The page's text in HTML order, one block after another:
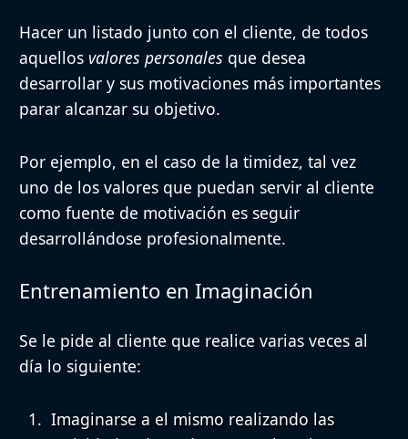
Hacer un listado junto con el cliente, de todos
aquellos valores personales que desea
desarrollar y sus motivaciones más importantes
parar alcanzar su objetivo.
Por ejemplo, en el caso de la timidez, tal vez
uno de los valores que puedan servir al cliente
como fuente de motivación es seguir
desarrollándose profesionalmente.
Entrenamiento en Imaginación
Se le pide al cliente que realice varias veces al
día lo siguiente:
Imaginarse a el mismo realizando las